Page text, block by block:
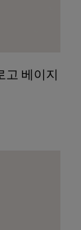
고 베이지